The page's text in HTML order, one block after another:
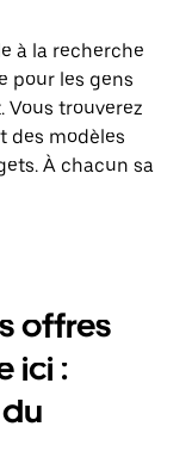
à la recherche
pour les gens
Vous trouverez
des modèles
À chacun sa
offres
ici :